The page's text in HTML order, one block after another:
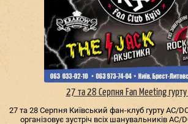
27 та 28 Серпня Fan Meeting гурту
27 та 28 Серпня Київський фан-клуб гурту AC/
організовує зустріч всіх шанувальників AC/